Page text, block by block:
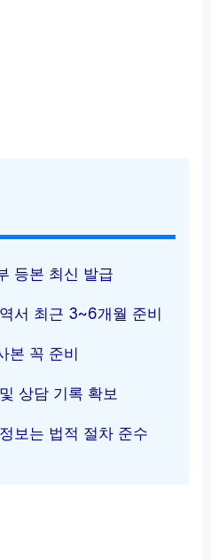
등본 최신 발급
서 최근 3~6개월 준비
본 꼭 준비
상담 기록 확보
보는 법적 절차 준수